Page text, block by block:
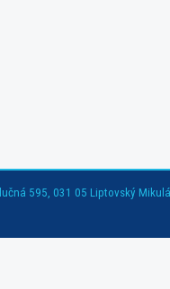
595, 031 05 Liptovský